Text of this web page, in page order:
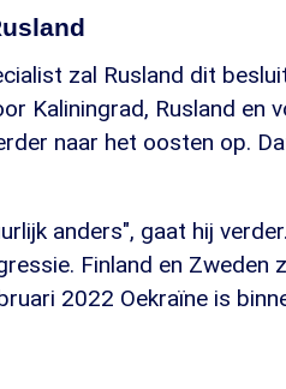
zal Rusland dit
Kaliningrad, Rusland en
naar het oosten op.
anders", gaat hij
Finland en Zweden
2022 Oekraïne is